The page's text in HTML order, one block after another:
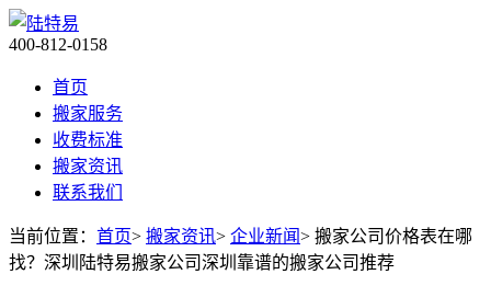
400-812-0158
首页
搬家服务
收费标准
搬家资讯
联系我们
当前位置： 首页> 搬家资讯> 企业新闻> 搬家公司价格表在哪
找？深圳陆特易搬家公司深圳靠谱的搬家公司推荐